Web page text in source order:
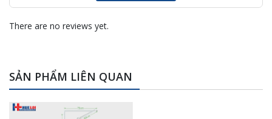
There are no reviews yet.
SẢN PHẨM LIÊN QUAN